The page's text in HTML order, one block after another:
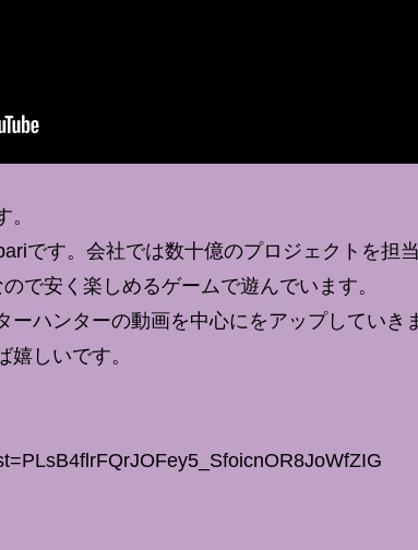
です。会社では数十億のプロジェクトを担
で安く楽しめるゲームで遊んでいます。
ーハンターの動画を中心にをアップしていき
しいです。